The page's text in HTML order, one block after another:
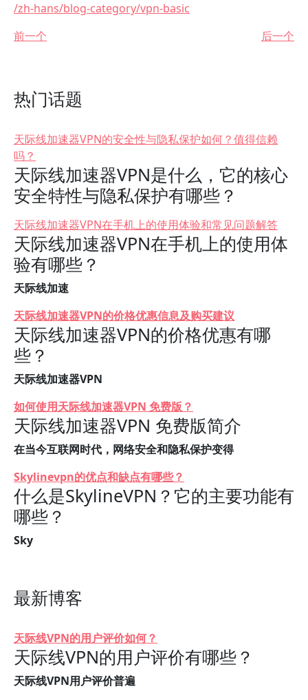
/zh-hans/blog-category/vpn-basic
前一个
后一个
热门话题
天际线加速器VPN的安全性与隐私保护如何？值得信赖
吗？
天际线加速器VPN是什么，它的核心
安全特性与隐私保护有哪些？
天际线加速器VPN在手机上的使用体验和常见问题解答
天际线加速器VPN在手机上的使用体
验有哪些？
天际线加速
天际线加速器VPN的价格优惠信息及购买建议
天际线加速器VPN的价格优惠有哪
些？
天际线加速器VPN
如何使用天际线加速器VPN 免费版？
天际线加速器VPN 免费版简介
在当今互联网时代，网络安全和隐私保护变得
Skylinevpn的优点和缺点有哪些？
什么是SkylineVPN？它的主要功能有
哪些？
Sky
最新博客
天际线VPN的用户评价如何？
天际线VPN的用户评价有哪些？
天际线VPN用户评价普遍